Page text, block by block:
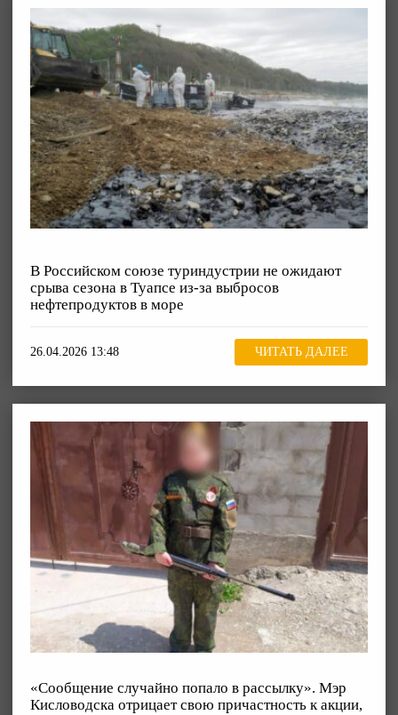
В Российском союзе туриндустрии не ожидают
срыва сезона в Туапсе из-за выбросов
нефтепродуктов в море
26.04.2026 13:48 ЧИТАТЬ ДАЛЕЕ
«Сообщение случайно попало в рассылку». Мэр
Кисловодска отрицает свою причастность к акции,